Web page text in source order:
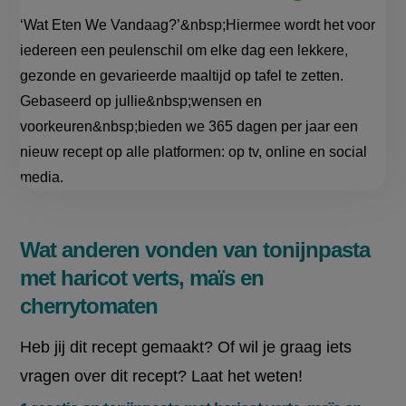
‘Wat Eten We Vandaag?’&nbsp;Hiermee wordt het voor
iedereen een peulenschil om elke dag een lekkere,
gezonde en gevarieerde maaltijd op tafel te zetten.
Gebaseerd op jullie&nbsp;wensen en
voorkeuren&nbsp;bieden we 365 dagen per jaar een
nieuw recept op alle platformen: op tv, online en social
media.
Wat anderen vonden van tonijnpasta
met haricot verts, maïs en
cherrytomaten
Heb jij dit recept gemaakt? Of wil je graag iets
vragen over dit recept? Laat het weten!